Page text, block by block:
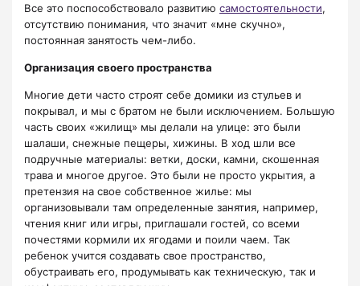
Все это поспособствовало развитию самостоятельности,
отсутствию понимания, что значит «мне скучно»,
постоянная занятость чем-либо.
Организация своего пространства
Многие дети часто строят себе домики из стульев и
покрывал, и мы с братом не были исключением. Большую
часть своих «жилищ» мы делали на улице: это были
шалаши, снежные пещеры, хижины. В ход шли все
подручные материалы: ветки, доски, камни, скошенная
трава и многое другое. Это были не просто укрытия, а
претензия на свое собственное жилье: мы
организовывали там определенные занятия, например,
чтения книг или игры, приглашали гостей, со всеми
почестями кормили их ягодами и поили чаем. Так
ребенок учится создавать свое пространство,
обустраивать его, продумывать как техническую, так и